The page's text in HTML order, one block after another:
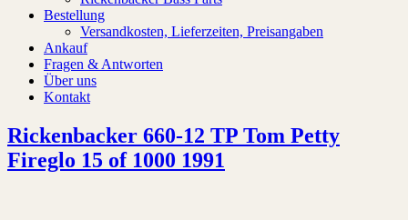
Bestellung
Versandkosten, Lieferzeiten, Preisangaben
Ankauf
Fragen & Antworten
Über uns
Kontakt
Rickenbacker 660-12 TP Tom Petty
Fireglo 15 of 1000 1991